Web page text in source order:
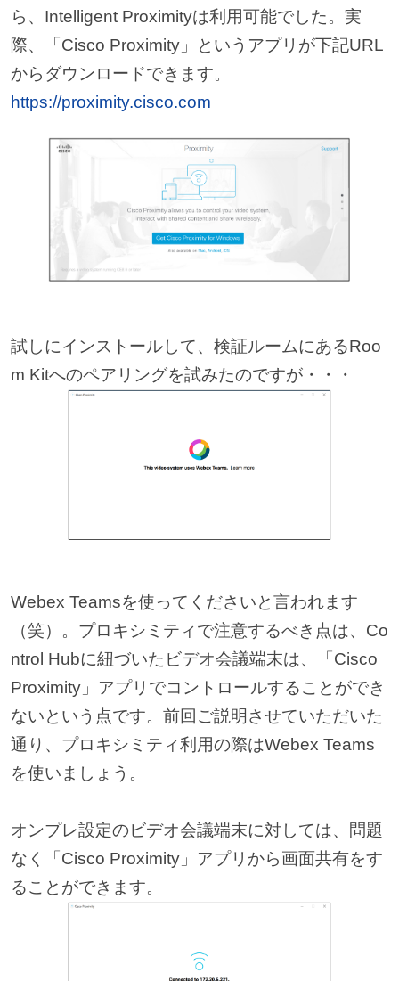
ら、Intelligent Proximityは利用可能でした。実
際、「Cisco Proximity」というアプリが下記URL
からダウンロードできます。
https://proximity.cisco.com
試しにインストールして、検証ルームにあるRoo
m Kitへのペアリングを試みたのですが・・・
Webex Teamsを使ってくださいと言われます
（笑）。プロキシミティで注意するべき点は、Co
ntrol Hubに紐づいたビデオ会議端末は、「Cisco
Proximity」アプリでコントロールすることができ
ないという点です。前回ご説明させていただいた
通り、プロキシミティ利用の際はWebex Teams
を使いましょう。
オンプレ設定のビデオ会議端末に対しては、問題
なく「Cisco Proximity」アプリから画面共有をす
ることができます。